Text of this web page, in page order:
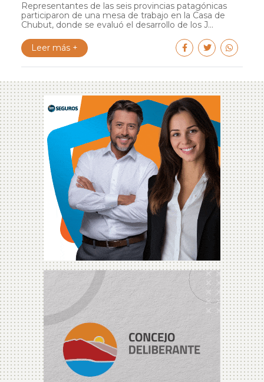
Representantes de las seis provincias patagónicas
participaron de una mesa de trabajo en la Casa de
Chubut, donde se evaluó el desarrollo de los J...
Leer más +